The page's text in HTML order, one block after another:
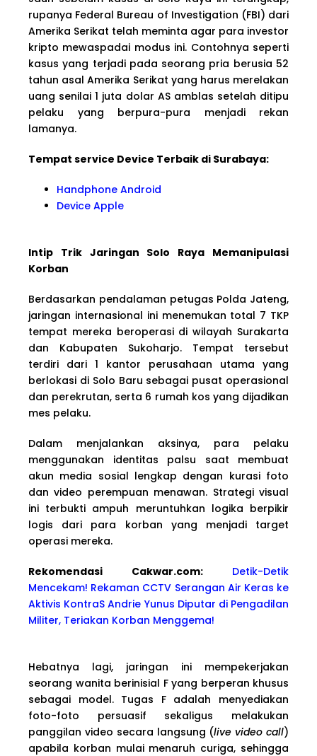
rupanya Federal Bureau of Investigation (FBI) dari
Amerika Serikat telah meminta agar para investor
kripto mewaspadai modus ini. Contohnya seperti
kasus yang terjadi pada seorang pria berusia 52
tahun asal Amerika Serikat yang harus merelakan
uang senilai 1 juta dolar AS amblas setelah ditipu
pelaku yang berpura-pura menjadi rekan
lamanya.
Tempat service Device Terbaik di Surabaya:
Handphone Android
Device Apple
Intip Trik Jaringan Solo Raya Memanipulasi
Korban
Berdasarkan pendalaman petugas Polda Jateng,
jaringan internasional ini menemukan total 7 TKP
tempat mereka beroperasi di wilayah Surakarta
dan Kabupaten Sukoharjo. Tempat tersebut
terdiri dari 1 kantor perusahaan utama yang
berlokasi di Solo Baru sebagai pusat operasional
dan perekrutan, serta 6 rumah kos yang dijadikan
mes pelaku.
Dalam menjalankan aksinya, para pelaku
menggunakan identitas palsu saat membuat
akun media sosial lengkap dengan kurasi foto
dan video perempuan menawan. Strategi visual
ini terbukti ampuh meruntuhkan logika berpikir
logis dari para korban yang menjadi target
operasi mereka.
Rekomendasi Cakwar.com: Detik-Detik
Mencekam! Rekaman CCTV Serangan Air Keras ke
Aktivis KontraS Andrie Yunus Diputar di Pengadilan
Militer, Teriakan Korban Menggema!
Hebatnya lagi, jaringan ini mempekerjakan
seorang wanita berinisial F yang berperan khusus
sebagai model. Tugas F adalah menyediakan
foto-foto persuasif sekaligus melakukan
panggilan video secara langsung (live video call)
apabila korban mulai menaruh curiga, sehingga